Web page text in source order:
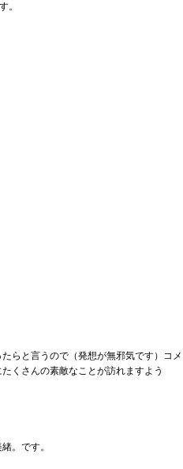
。
らと言うので（発想が無邪気です）コメ
くさんの素敵なことが訪れますよう
。です。